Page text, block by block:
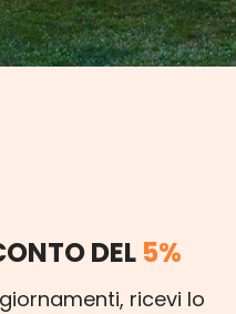
DEL 5%
ricevi lo